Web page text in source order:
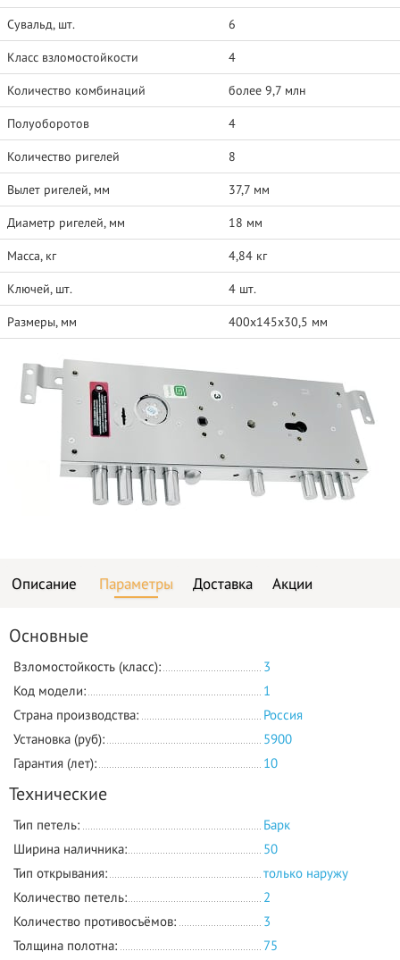
Сувальд, шт. 6
Класс взломостойкости 4
Количество комбинаций более 9,7 млн
Полуоборотов 4
Количество ригелей 8
Вылет ригелей, мм 37,7 мм
Диаметр ригелей, мм 18 мм
Масса, кг 4,84 кг
Ключей, шт. 4 шт.
Размеры, мм 400х145х30,5 мм
Описание Параметры Доставка Акции
Основные
Взломостойкость (класс):
3
Код модели:
1
Страна производства:
Россия
Установка (руб):
5900
Гарантия (лет):
10
Технические
Тип петель:
Барк
Ширина наличника:
50
Тип открывания:
только наружу
Количество петель:
2
Количество противосъёмов:
3
Толщина полотна:
75